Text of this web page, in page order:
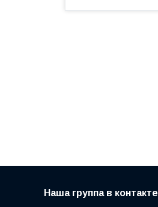
Наша группа в контакте